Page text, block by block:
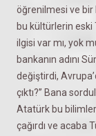
öğrenilmesi ve bir
bu kültürlerin eski
ilgisi var mı, yok
bankanın adını
değiştirdi,
çıktı?” Bana
Atatürk bu
çağırdı ve acaba